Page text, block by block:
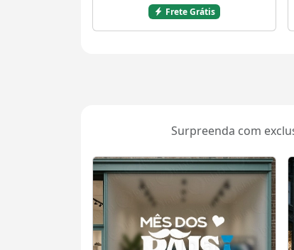
Frete Grátis
Surpreenda com